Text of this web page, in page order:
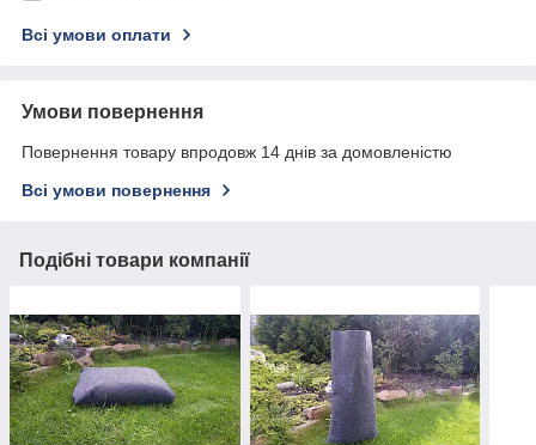
Всі умови оплати
Умови повернення
Повернення товару впродовж 14 днів за домовленістю
Всі умови повернення
Подібні товари компанії